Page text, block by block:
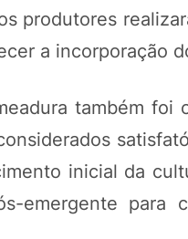
produtores
a incorporação
também foi
inicial da
emergente para